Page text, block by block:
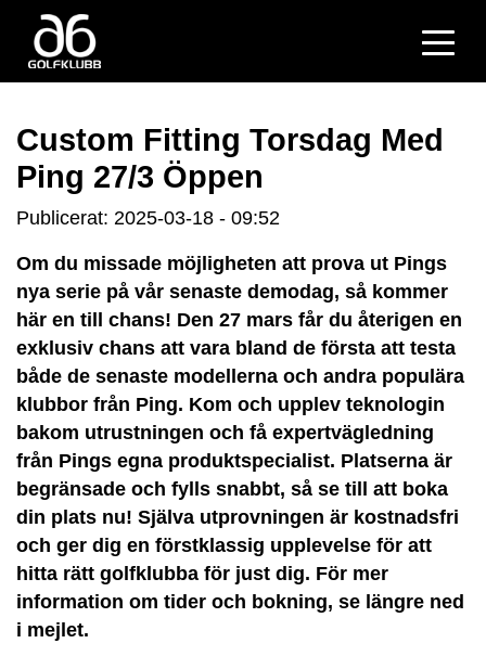
Custom Fitting Torsdag Med
Ping 27/3 Öppen
Publicerat: 2025-03-18 - 09:52
Om du missade möjligheten att prova ut Pings
nya serie på vår senaste demodag, så kommer
här en till chans! Den 27 mars får du återigen en
exklusiv chans att vara bland de första att testa
både de senaste modellerna och andra populära
klubbor från Ping. Kom och upplev teknologin
bakom utrustningen och få expertvägledning
från Pings egna produktspecialist. Platserna är
begränsade och fylls snabbt, så se till att boka
din plats nu! Själva utprovningen är kostnadsfri
och ger dig en förstklassig upplevelse för att
hitta rätt golfklubba för just dig. För mer
information om tider och bokning, se längre ned
i mejlet.